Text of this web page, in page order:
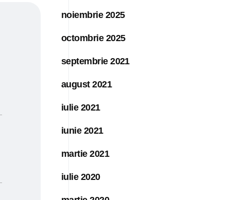
noiembrie 2025
octombrie 2025
septembrie 2021
august 2021
iulie 2021
iunie 2021
martie 2021
iulie 2020